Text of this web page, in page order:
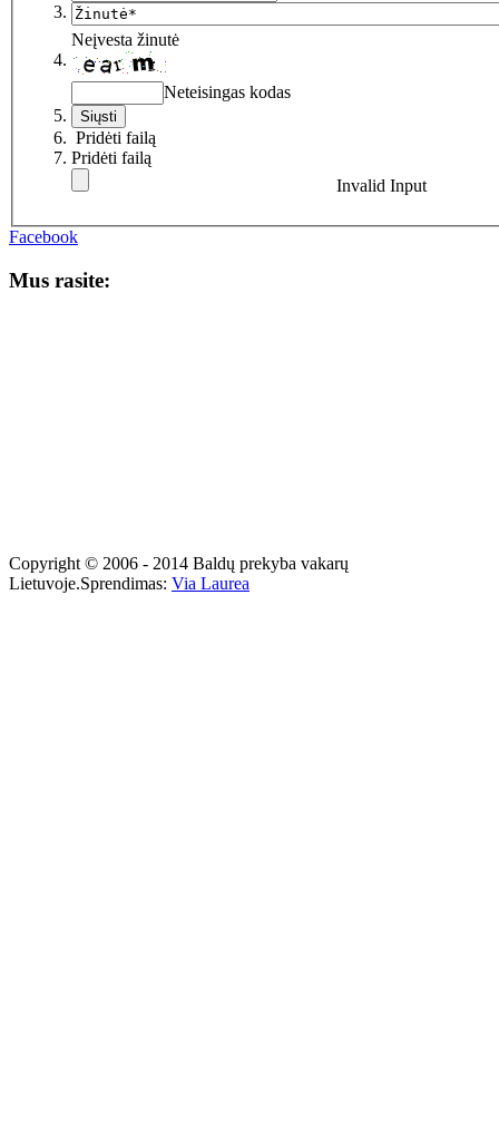
Neįvesta žinutė
Neteisingas kodas
Pridėti failą
Pridėti failą
Invalid Input
Facebook
Mus rasite:
Copyright © 2006 - 2014 Baldų prekyba vakarų
Lietuvoje.Sprendimas: Via Laurea